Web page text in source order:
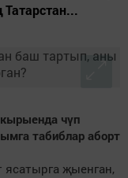
чүп
табиблар аборт
ясатырга җыенган,